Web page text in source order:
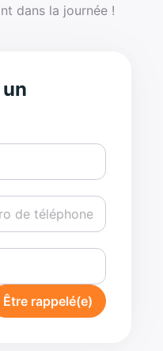
dans la journée !
Être rappelé(e)